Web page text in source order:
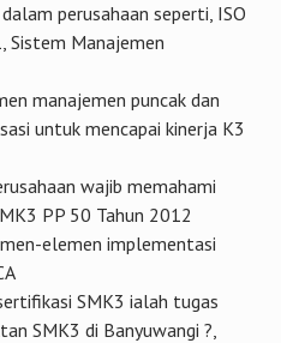
perusahaan seperti, ISO
Sistem Manajemen
manajemen puncak dan
untuk mencapai kinerja K3
wajib memahami
PP 50 Tahun 2012
elemen implementasi
SMK3 ialah tugas
SMK3 di Banyuwangi ?,